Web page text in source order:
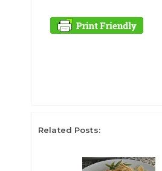
Related Posts: